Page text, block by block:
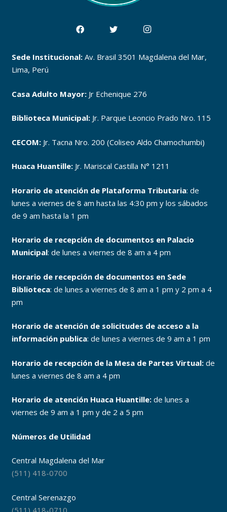
Sede Institucional:Av. Brasil 3501 Magdalena del Mar,
Lima, Perú
Casa Adulto Mayor:Jr Echenique 276
Biblioteca Municipal:Jr. Parque Leoncio Prado Nro. 115
CECOM:Jr. Tacna Nro. 200 (Coliseo Aldo Chamochumbi)
Huaca Huantille: Jr. Mariscal Castilla N° 1211
Horario de atención de Plataforma Tributaria: de
lunes a viernes de 8 am hasta las 4:30 pm y los sábados
de 9 am hasta la 1 pm
Horario de recepción de documentos en Palacio
Municipal: de lunes a viernes de 8 am a 4 pm
Horario de recepción de documentos en Sede
Biblioteca: de lunes a viernes de 8 am a 1 pm y 2 pm a 4
pm
Horario de atención de solicitudes de acceso a la
información publica: de lunes a viernes de 9 am a 1 pm
Horario de recepción de la Mesa de Partes Virtual:de
lunes a viernes de 8 am a 4 pm
Horario de atención Huaca Huantille:de lunes a
viernes de 9 am a 1 pm y de 2 a 5 pm
Números de Utilidad
Central Magdalena del Mar
(511) 418-0700
Central Serenazgo
(511) 418-0710